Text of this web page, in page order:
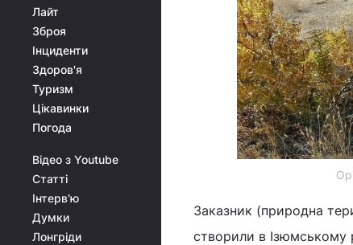
Лайт
Зброя
Інциденти
Здоров'я
Туризм
Цікавинки
Погода
Відео з Youtube
Статті
Інтерв'ю
Думки
Лонгріди
Заказник (природна
створили в Ізюмському